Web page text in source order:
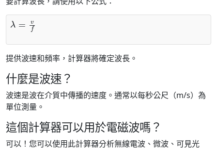
λ=vf
提供波速和頻率，計算器將確定波長。
什麼是波速？
波速是波在介質中傳播的速度。通常以每秒公尺（m/s）為
單位測量。
這個計算器可以用於電磁波嗎？
可以！您可以使用此計算器分析無線電波、微波、可見光